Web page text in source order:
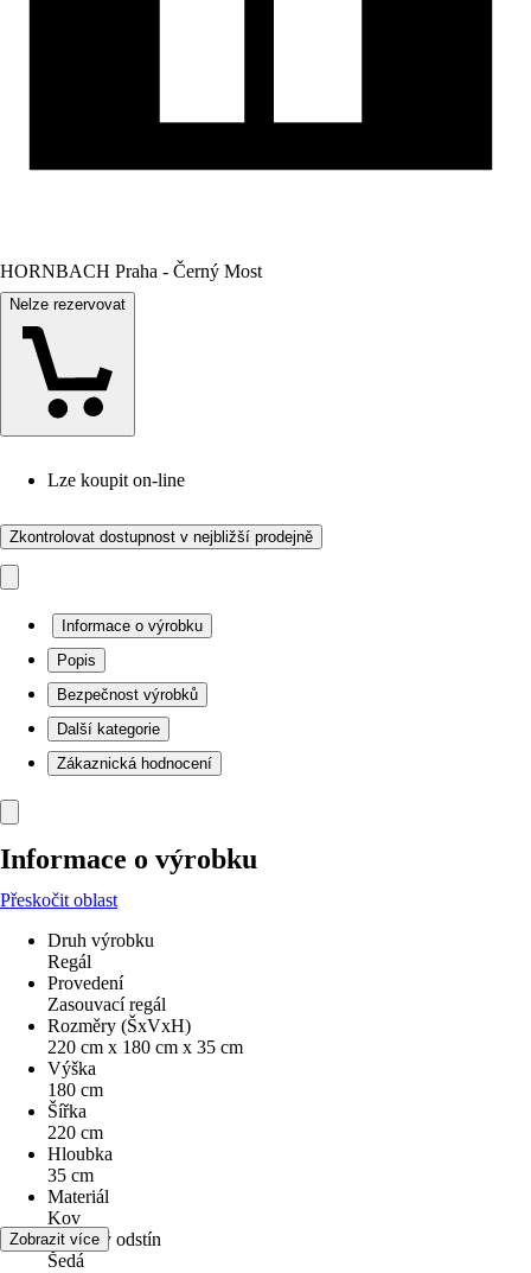
HORNBACH Praha - Černý Most
Nelze rezervovat
Lze koupit on-line
Zkontrolovat dostupnost v nejbližší prodejně
Informace o výrobku
Popis
Bezpečnost výrobků
Další kategorie
Zákaznická hodnocení
Informace o výrobku
Přeskočit oblast
Druh výrobku
Regál
Provedení
Zasouvací regál
Rozměry (ŠxVxH)
220 cm x 180 cm x 35 cm
Výška
180 cm
Šířka
220 cm
Hloubka
35 cm
Materiál
Kov
Barevný odstín
Šedá
Zobrazit více